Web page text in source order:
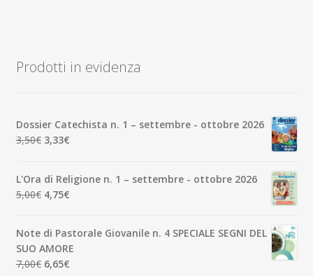
Prodotti in evidenza
Dossier Catechista n. 1 – settembre - ottobre 2026
3,50€ Il
era:
3,50€.
3,33€Il
è:
3,33€.
L'Ora di Religione n. 1 – settembre - ottobre 2026
5,00€ Il
era:
5,00€.
4,75€Il
è:
4,75€.
Note di Pastorale Giovanile n. 4 SPECIALE SEGNI DEL
SUO AMORE
7,00€ Il
6,65€Il